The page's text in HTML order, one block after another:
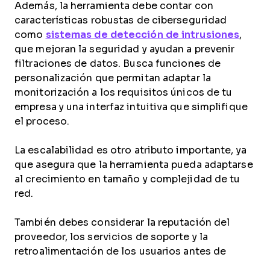
Además, la herramienta debe contar con
características robustas de ciberseguridad
como sistemas de detección de intrusiones,
que mejoran la seguridad y ayudan a prevenir
filtraciones de datos. Busca funciones de
personalización que permitan adaptar la
monitorización a los requisitos únicos de tu
empresa y una interfaz intuitiva que simplifique
el proceso.
La escalabilidad es otro atributo importante, ya
que asegura que la herramienta pueda adaptarse
al crecimiento en tamaño y complejidad de tu
red.
También debes considerar la reputación del
proveedor, los servicios de soporte y la
retroalimentación de los usuarios antes de